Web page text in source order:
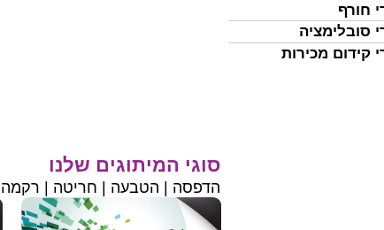
חורף
סובלימציה
קידום מכירות
סוגי המיתוגים שלנו
הדפסה | הטבעה | חריטה | רקמה